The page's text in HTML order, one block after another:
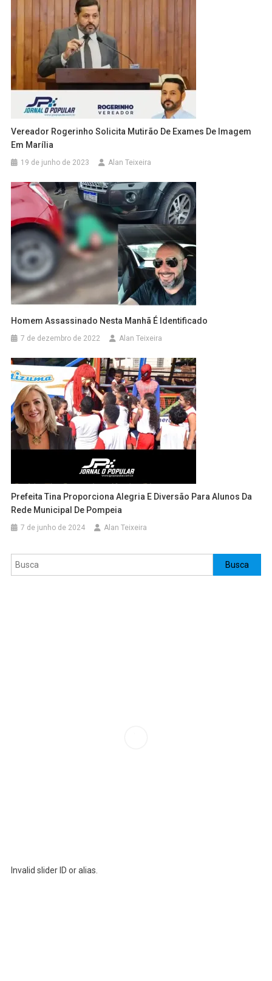
Vereador Rogerinho Solicita Mutirão De Exames De Imagem
Em Marília
19 de junho de 2023 Alan Teixeira
Homem Assassinado Nesta Manhã É Identificado
7 de dezembro de 2022 Alan Teixeira
Prefeita Tina Proporciona Alegria E Diversão Para Alunos Da
Rede Municipal De Pompeia
7 de junho de 2024 Alan Teixeira
Pesquisar Busca
Invalid slider ID or alias.